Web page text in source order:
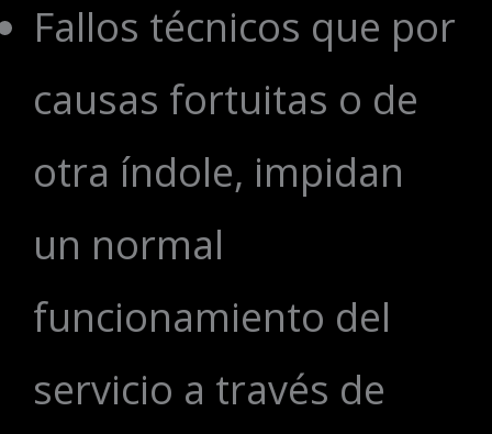
Fallos técnicos que por
causas fortuitas o de
otra índole, impidan
un normal
funcionamiento del
servicio a través de